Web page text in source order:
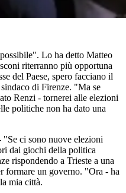
Lo ha detto Matteo
riterranno più opportuna
del Paese, spero facciano il
di Firenze. "Ma se
Renzi - tornerei alle elezioni
politiche non ha dato una
"Se ci sono nuove elezioni
dai giochi della politica
rispondendo a Trieste a una
formare un governo. "Ora - ha
mia città.